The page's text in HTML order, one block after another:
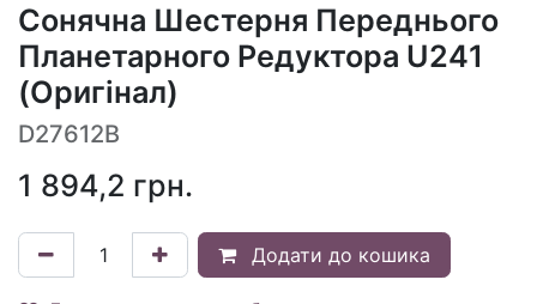
Сонячна Шестерня Переднього
Планетарного Редуктора U241
(Оригінал)
D27612B
1 894,2 грн.
Додати до кошика